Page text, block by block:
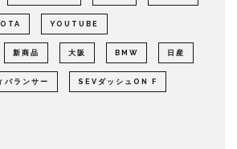
YOUTUBE
新商品 大阪 BMW 日産
バランサー SEVダッシュON F